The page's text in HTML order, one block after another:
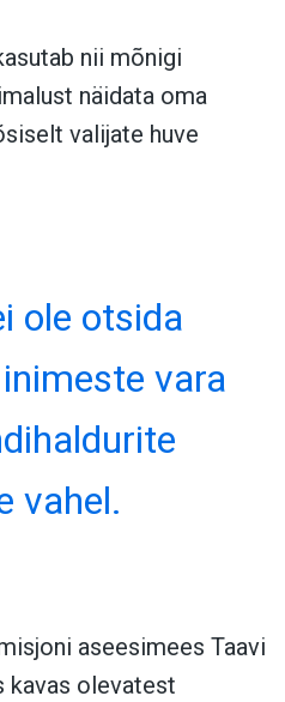
nii mõnigi
näidata oma
valijate huve
ole otsida
vara
vahel.
aseesimees Taavi
kavas olevatest